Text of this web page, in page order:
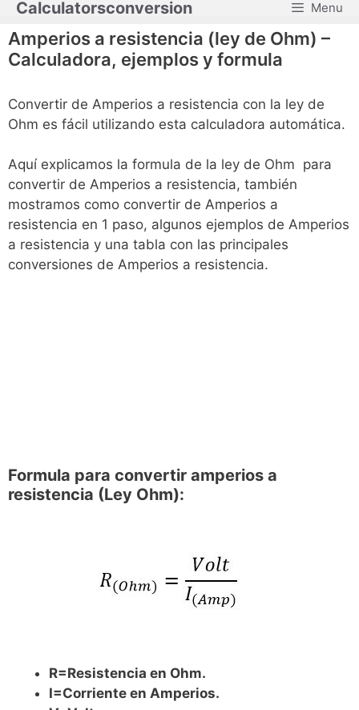
Saltar
contenido
Calculatorsconversion Menu
Amperios a resistencia (ley de Ohm) –
Calculadora, ejemplos y formula
Convertir de Amperios a resistencia con la ley de
Ohm es fácil utilizando esta calculadora automática.
Aquí explicamos la formula de la ley de Ohm para
convertir de Amperios a resistencia, también
mostramos como convertir de Amperios a
resistencia en 1 paso, algunos ejemplos de Amperios
a resistencia y una tabla con las principales
conversiones de Amperios a resistencia.
Formula para convertir amperios a
resistencia (Ley Ohm):
R=Resistencia en Ohm.
I=Corriente en Amperios.